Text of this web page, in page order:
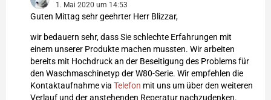
1. Mai 2020 um 14:53
Guten Mittag sehr geehrter Herr Blizzar,
wir bedauern sehr, dass Sie schlechte Erfahrungen mit
einem unserer Produkte machen mussten. Wir arbeiten
bereits mit Hochdruck an der Beseitigung des Problems für
den Waschmaschinetyp der W80-Serie. Wir empfehlen die
Kontaktaufnahme via Telefon mit uns um über den weiteren
Verlauf und der anstehenden Reperatur nachzudenken.